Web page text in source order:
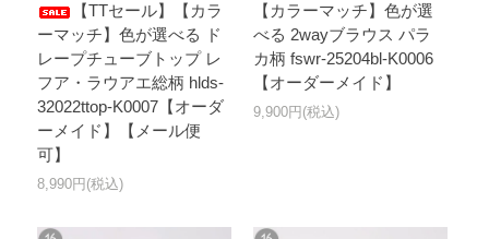
【TTセール】【カラ
ーマッチ】色が選べる ド
レープチューブトップ レ
フア・ラウアエ総柄 hlds-
32022ttop-K0007【オーダ
ーメイド】【メール便
可】
8,990円(税込)
【カラーマッチ】色が選
べる 2wayブラウス パラ
カ柄 fswr-25204bl-K0006
【オーダーメイド】
9,900円(税込)